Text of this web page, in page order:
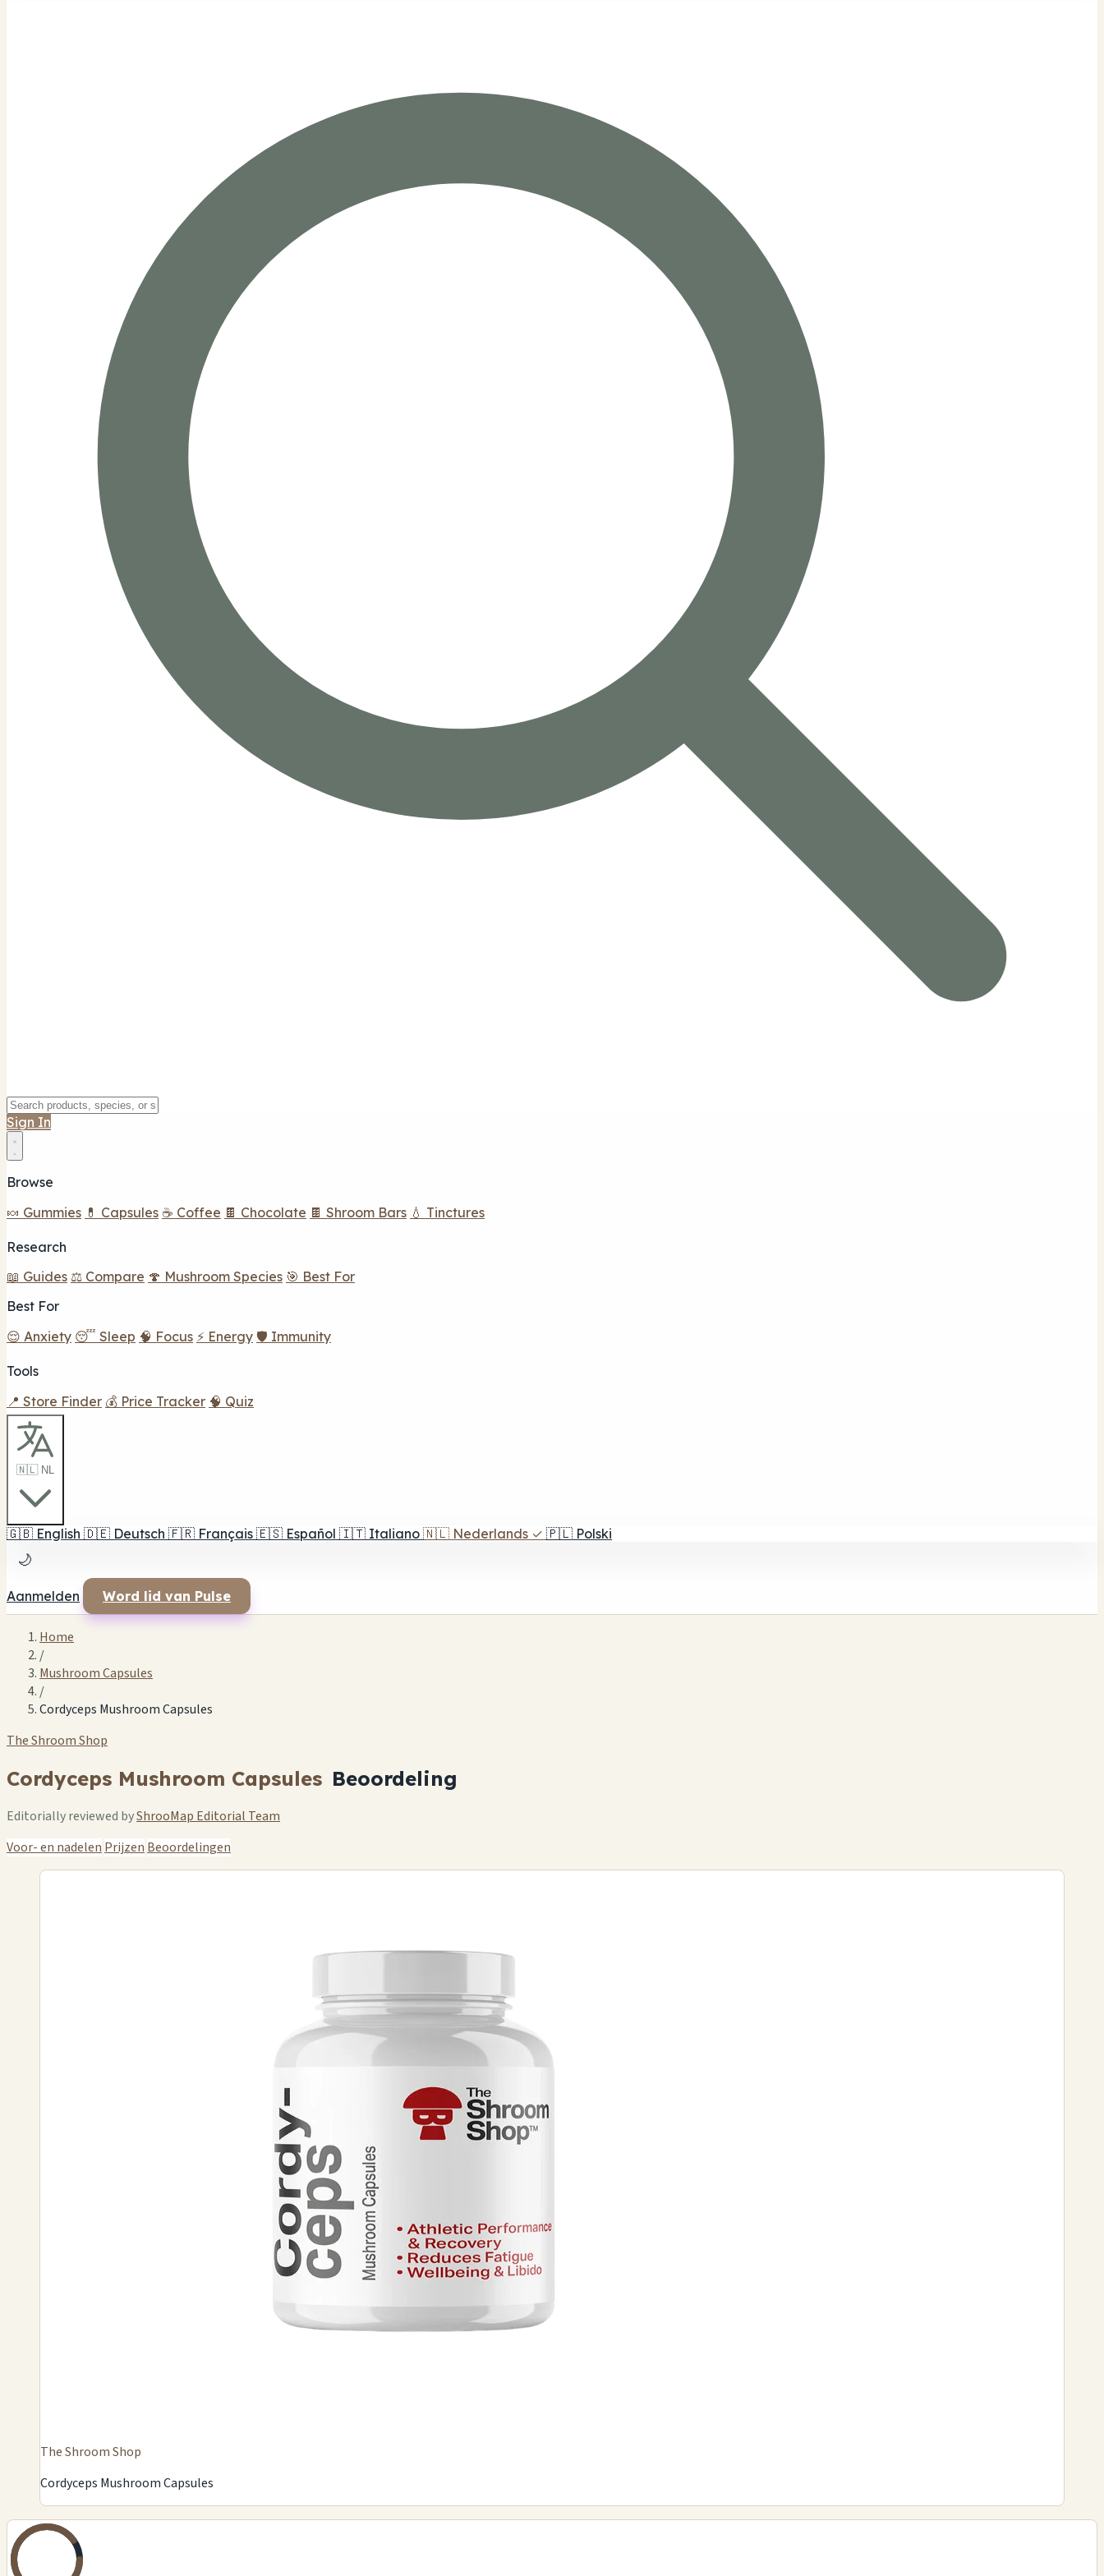
Sign In
Browse
🍬 Gummies 💊 Capsules ☕ Coffee 🍫 Chocolate 🍫 Shroom Bars 💧 Tinctures
Research
📖 Guides ⚖️ Compare 🍄 Mushroom Species 🎯 Best For
Best For
😌 Anxiety 😴 Sleep 🧠 Focus ⚡ Energy 🛡️ Immunity
Tools
📍 Store Finder 💰 Price Tracker 🧠 Quiz
🇳🇱 NL
🇬🇧 English 🇩🇪 Deutsch 🇫🇷 Français 🇪🇸 Español 🇮🇹 Italiano 🇳🇱 Nederlands ✓ 🇵🇱 Polski
🌙
Aanmelden Word lid van Pulse
Home
/
Mushroom Capsules
/
Cordyceps Mushroom Capsules
The Shroom Shop
Cordyceps Mushroom Capsules Beoordeling
Editorially reviewed byShrooMap Editorial Team
Voor- en nadelen Prijzen Beoordelingen
The Shroom Shop
Cordyceps Mushroom Capsules